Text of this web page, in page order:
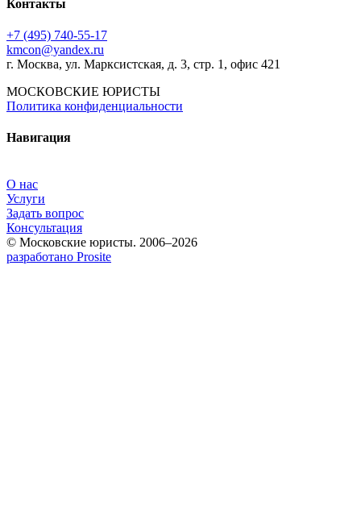
Контакты
+7 (495) 740‑55‑17
kmcon@yandex.ru
г. Москва, ул. Марксистская, д. 3, стр. 1, офис 421
МОСКОВСКИЕ ЮРИСТЫ
Политика конфиденциальности
Навигация
О нас
Услуги
Задать вопрос
Консультация
© Московские юристы. 2006–2026
разработано Prosite